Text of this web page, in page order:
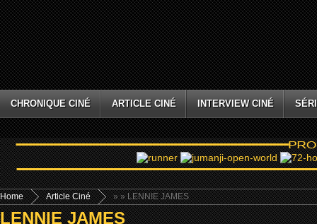
CHRONIQUE CINÉ ARTICLE CINÉ INTERVIEW CINÉ
Home »
Article Ciné » LENNIE JAMES
LENNIE JAMES